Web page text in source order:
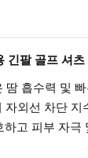
긴팔 골프 셔츠
땀 흡수력 및
외선 차단 지
고 피부 자극